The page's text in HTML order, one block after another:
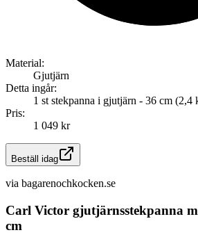
Material:
Gjutjärn
Detta ingår:
1 st stekpanna i gjutjärn - 36 cm (2,4
Pris:
1 049 kr
Beställ idag
via bagarenochkocken.se
Carl Victor gjutjärnsstekpanna
cm